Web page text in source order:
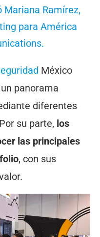
Mariana Ramírez,
para América
México
panorama
diferentes
su parte, los
las principales
, con sus